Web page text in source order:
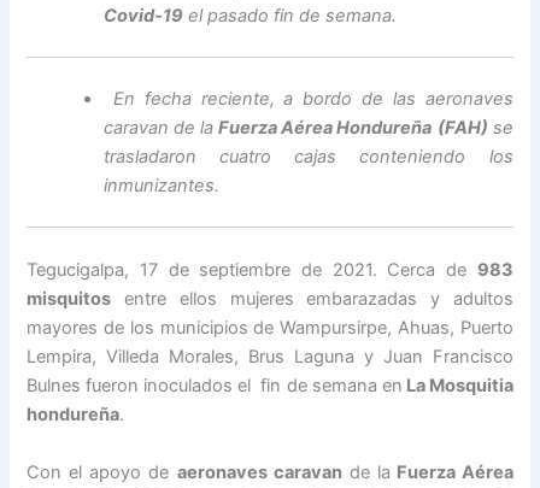
Covid-19 el pasado fin de semana.
En fecha reciente, a bordo de las aeronaves
caravan de laFuerza Aérea Hondureña (FAH) se
trasladaron cuatro cajas conteniendo los
inmunizantes.
Tegucigalpa, 17 de septiembre de 2021. Cerca de 983
misquitos entre ellos mujeres embarazadas y adultos
mayores de los municipios de Wampursirpe, Ahuas, Puerto
Lempira, Villeda Morales, Brus Laguna y Juan Francisco
Bulnes fueron inoculados el fin de semana en La Mosquitia
hondureña.
Con el apoyo de aeronaves caravande la Fuerza Aérea